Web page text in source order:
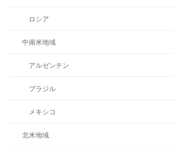
ロシア
中南米地域
アルゼンチン
ブラジル
メキシコ
北米地域